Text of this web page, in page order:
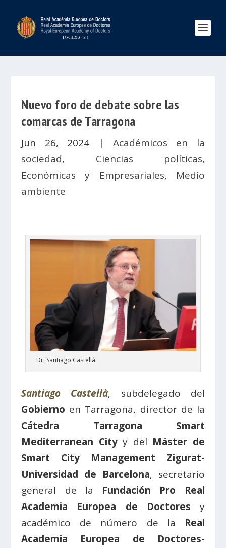
Nuevo foro de debate sobre las
comarcas de Tarragona
Jun 26, 2024 | Académicos en la
sociedad, Ciencias políticas,
Económicas y Empresariales, Medio
ambiente
Dr. Santiago Castellà
Santiago Castellà, subdelegado del
Gobierno en Tarragona, director de la
Cátedra Tarragona Smart
Mediterranean Cityy del Máster de
Smart City Management Zigurat-
Universidad de Barcelona, secretario
general de la Fundación Pro Real
Academia Europea de Doctores y
académico de número de la Real
Academia Europea de Doctores-